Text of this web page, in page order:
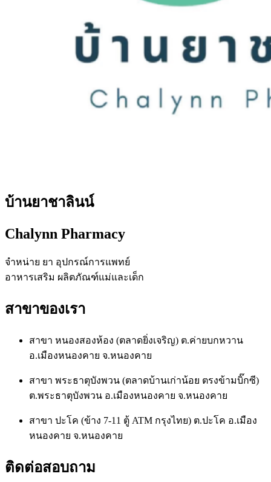
บ้านยาชาลินน์
Chalynn Pharmacy
จำหน่าย ยา อุปกรณ์การแพทย์
อาหารเสริม ผลิตภัณฑ์แม่และเด็ก
สาขาของเรา
สาขา หนองสองห้อง (ตลาดยิ่งเจริญ) ต.ค่ายบกหวาน
อ.เมืองหนองคาย จ.หนองคาย
สาขา พระธาตุบังพวน (ตลาดบ้านเก่าน้อย ตรงข้ามบิ๊กซี)
ต.พระธาตุบังพวน อ.เมืองหนองคาย จ.หนองคาย
สาขา ปะโค (ข้าง 7-11 ตู้ ATM กรุงไทย) ต.ปะโค อ.เมือง
หนองคาย จ.หนองคาย
ติดต่อสอบถาม